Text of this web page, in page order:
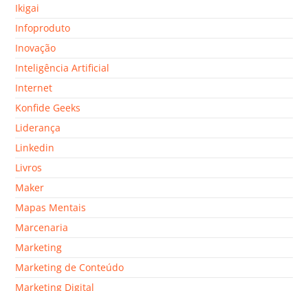
Ikigai
Infoproduto
Inovação
Inteligência Artificial
Internet
Konfide Geeks
Liderança
Linkedin
Livros
Maker
Mapas Mentais
Marcenaria
Marketing
Marketing de Conteúdo
Marketing Digital